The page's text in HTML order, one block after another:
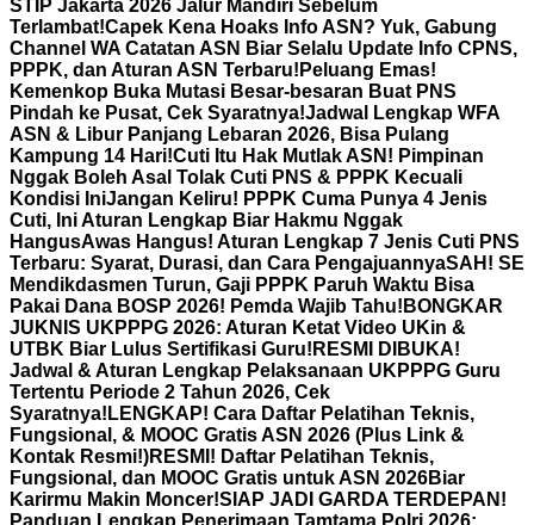
STIP Jakarta 2026 Jalur Mandiri Sebelum
Terlambat!Capek Kena Hoaks Info ASN? Yuk, Gabung
Channel WA Catatan ASN Biar Selalu Update Info CPNS,
PPPK, dan Aturan ASN Terbaru! Peluang Emas!
Kemenkop Buka Mutasi Besar-besaran Buat PNS
Pindah ke Pusat, Cek Syaratnya!Jadwal Lengkap WFA
ASN & Libur Panjang Lebaran 2026, Bisa Pulang
Kampung 14 Hari!Cuti Itu Hak Mutlak ASN! Pimpinan
Nggak Boleh Asal Tolak Cuti PNS & PPPK Kecuali
Kondisi IniJangan Keliru! PPPK Cuma Punya 4 Jenis
Cuti, Ini Aturan Lengkap Biar Hakmu Nggak
HangusAwas Hangus! Aturan Lengkap 7 Jenis Cuti PNS
Terbaru: Syarat, Durasi, dan Cara PengajuannyaSAH! SE
Mendikdasmen Turun, Gaji PPPK Paruh Waktu Bisa
Pakai Dana BOSP 2026! Pemda Wajib Tahu! BONGKAR
JUKNIS UKPPPG 2026: Aturan Ketat Video UKin &
UTBK Biar Lulus Sertifikasi Guru! RESMI DIBUKA!
Jadwal & Aturan Lengkap Pelaksanaan UKPPPG Guru
Tertentu Periode 2 Tahun 2026, Cek
Syaratnya! LENGKAP! Cara Daftar Pelatihan Teknis,
Fungsional, & MOOC Gratis ASN 2026 (Plus Link &
Kontak Resmi!)RESMI! Daftar Pelatihan Teknis,
Fungsional, dan MOOC Gratis untuk ASN 2026Biar
Karirmu Makin Moncer!SIAP JADI GARDA TERDEPAN!
Panduan Lengkap Penerimaan Tamtama Polri 2026: